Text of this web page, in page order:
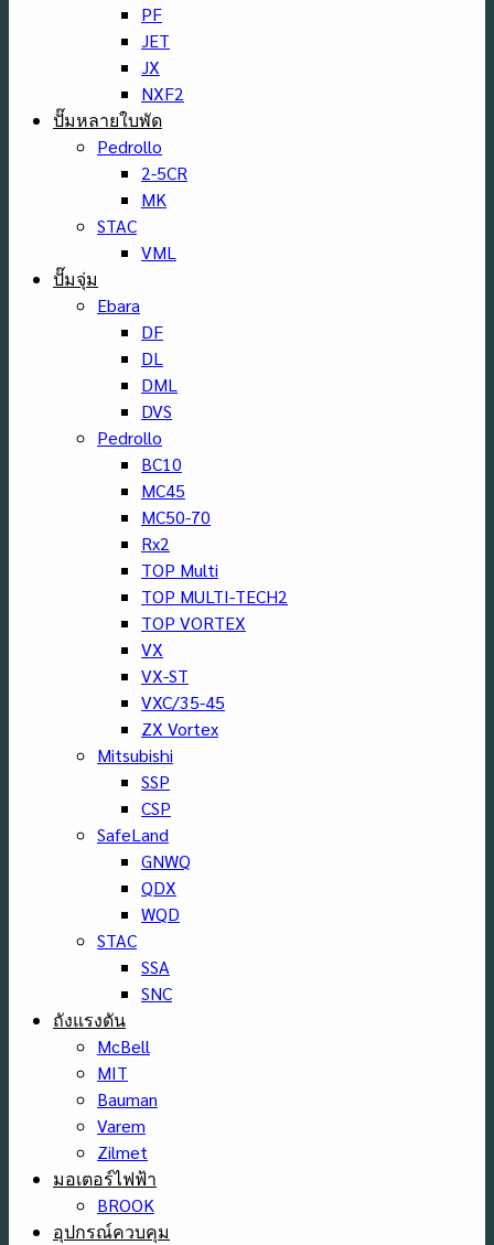
PF
JET
JX
NXF2
ปั๊มหลายใบพัด
Pedrollo
2-5CR
MK
STAC
VML
ปั๊มจุ่ม
Ebara
DF
DL
DML
DVS
Pedrollo
BC10
MC45
MC50-70
Rx2
TOP Multi
TOP MULTI-TECH2
TOP VORTEX
VX
VX-ST
VXC/35-45
ZX Vortex
Mitsubishi
SSP
CSP
SafeLand
GNWQ
QDX
WQD
STAC
SSA
SNC
ถังแรงดัน
McBell
MIT
Bauman
Varem
Zilmet
มอเตอร์ไฟฟ้า
BROOK
อุปกรณ์ควบคุม